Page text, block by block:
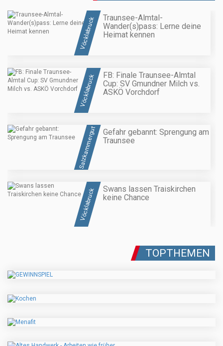
Vöcklabruck
Traunsee-Almtal-
Wander(s)pass: Lerne deine
Heimat kennen
Vöcklabruck
FB: Finale Traunsee-Almtal
Cup: SV Gmundner Milch vs.
ASKÖ Vorchdorf
Salzkammergut
Gefahr gebannt: Sprengung am
Traunsee
Vöcklabruck
Swans lassen Traiskirchen
keine Chance
TOPTHEMEN